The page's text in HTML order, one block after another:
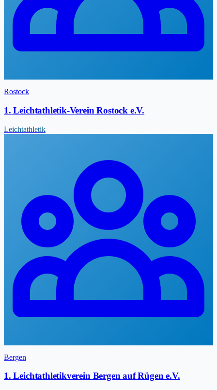
Rostock
1. Leichtathletik-Verein Rostock e.V.
Leichtathletik
Bergen
1. Leichtathletikverein Bergen auf Rügen e.V.